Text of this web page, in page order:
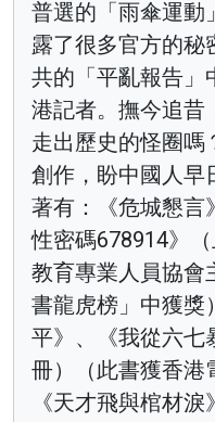
普選的「雨傘運動
露了很多官方的秘
共的「平亂報告」
港記者。撫今追昔
走出歷史的怪圈嗎
創作，盼中國人早
著有：《危城懇言
性密碼678914》
教育專業人員協會
書龍虎榜」中獲獎
平》、《我從六七
冊）（此書獲香港
《天才飛與棺材淚